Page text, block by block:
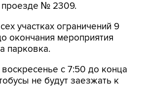
участках ограничений 9
парковка.
с 7:50 до конца